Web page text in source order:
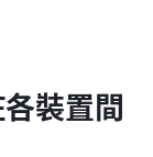
裝置間